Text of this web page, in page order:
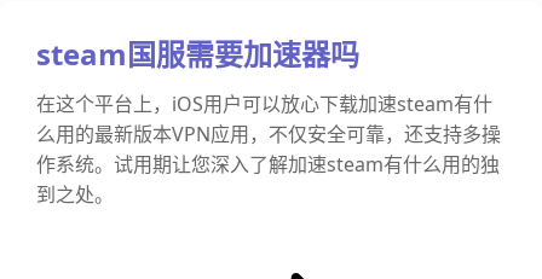
steam国服需要加速器吗
在这个平台上，iOS用户可以放心下载加速steam有什
么用的最新版本VPN应用，不仅安全可靠，还支持多操
作系统。试用期让您深入了解加速steam有什么用的独
到之处。